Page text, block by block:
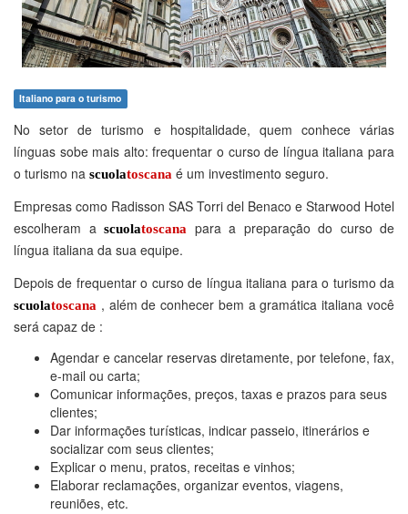
Italiano para o turismo
No setor de turismo e hospitalidade, quem conhece várias
línguas sobe mais alto: frequentar o curso de língua italiana para
o turismo na scuolatoscana é um investimento seguro.
Empresas como Radisson SAS Torri del Benaco e Starwood Hotel
escolheram a scuolatoscana para a preparação do curso de
língua italiana da sua equipe.
Depois de frequentar o curso de língua italiana para o turismo da
scuolatoscana , além de conhecer bem a gramática italiana você
será capaz de :
Agendar e cancelar reservas diretamente, por telefone, fax,
e-mail ou carta;
Comunicar informações, preços, taxas e prazos para seus
clientes;
Dar informações turísticas, indicar passeio, itinerários e
socializar com seus clientes;
Explicar o menu, pratos, receitas e vinhos;
Elaborar reclamações, organizar eventos, viagens,
reuniões, etc.